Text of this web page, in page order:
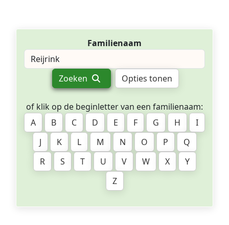
Familienaam
Zoeken Opties tonen
of klik op de beginletter van een familienaam:
A
B C D E F G H
I
J
K L M N O P
Q
R
S T U V W X
Y
Z